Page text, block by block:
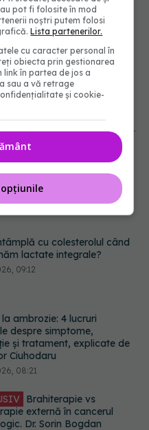
News -
cu colesterolul când
lactate integrale?
09:12
ambrozie: 4 lucruri
despre simptome,
și tratament, explicate de
Brahiterapie vs
externă în cancerul
Dr. Sorin Bogdan
explică diferența și
tratamentul
De ce unele paciente
pot fi folosite în mod
noștri putem folosi
Lista partenerilor.
cu caracter personal în
obiecta prin gestionarea
link în partea de jos a
sau a vă retrage
și cookie-